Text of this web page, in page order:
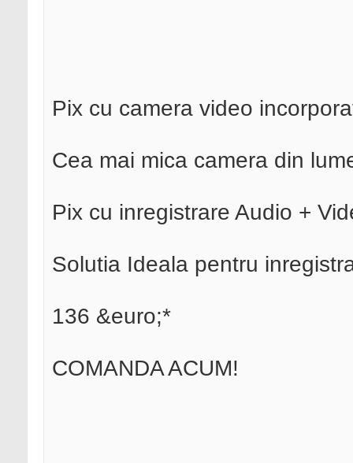
Pix cu camera video
Cea mai mica camera din
Pix cu inregistrare Audio +
Solutia Ideala pentru
136 &euro;*
COMANDA ACUM!